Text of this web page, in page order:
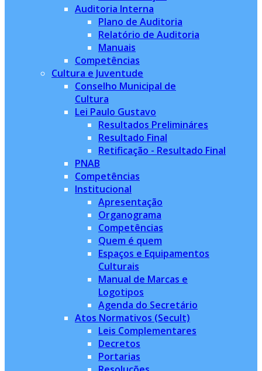
Auditoria Interna
Plano de Auditoria
Relatório de Auditoria
Manuais
Competências
Cultura e Juventude
Conselho Municipal de
Cultura
Lei Paulo Gustavo
Resultados Prelimináres
Resultado Final
Retificação - Resultado Final
PNAB
Competências
Institucional
Apresentação
Organograma
Competências
Quem é quem
Espaços e Equipamentos
Culturais
Manual de Marcas e
Logotipos
Agenda do Secretário
Atos Normativos (Secult)
Leis Complementares
Decretos
Portarias